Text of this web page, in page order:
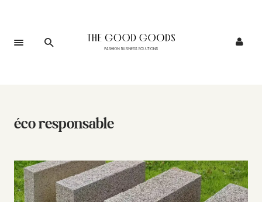
éco responsable